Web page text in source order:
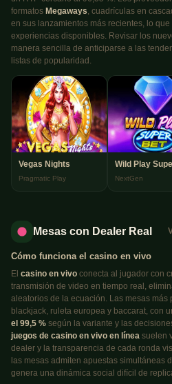
formatos Megaways, cuadrículas en
en sus lanzamientos más recientes, lo
experiencias disponibles. Revisar los
manera sencilla de anticiparse a las
listas de popularidad.
Vegas Nights
Pragmatic Play
Wild Play
NextGen
Mesas con Dealer Real
Cómo funciona el casino en vivo
El casino en vivo conecta al jugador con
transmisión de video en tiempo real,
aleatorios de la ecuación. Las mesas
blackjack, ruleta europea y baccarat, con
el 99,5 % según la variante y las
juegos de casino en vivo en línea suelen
dealer y la transparencia de cada ronda
las mesas admiten apuestas simultáneas
genera una dinámica social difícil de